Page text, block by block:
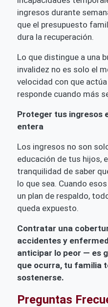
ingresos durante
que el presupuesto
dura la recuperación.
Lo que distingue a una
invalidez no es solo el
velocidad con que
responde cuando más
Proteger tus ingresos
entera
Los ingresos no son
educación de tus hijos,
tranquilidad de saber
lo que sea. Cuando
un plan de respaldo,
queda expuesto.
Contratar una
accidentes y
anticipar lo peor — es
que ocurra, tu familia
sostenerse.
Preguntas